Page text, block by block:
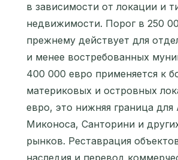
в зависимости от локации и
недвижимости. Порог в 250
прежнему действует для
и менее востребованных
400 000 евро применяется к
материковых и островных
евро, это нижняя граница
Миконоса, Санторини и
рынков. Реставрация
наследия и перевод